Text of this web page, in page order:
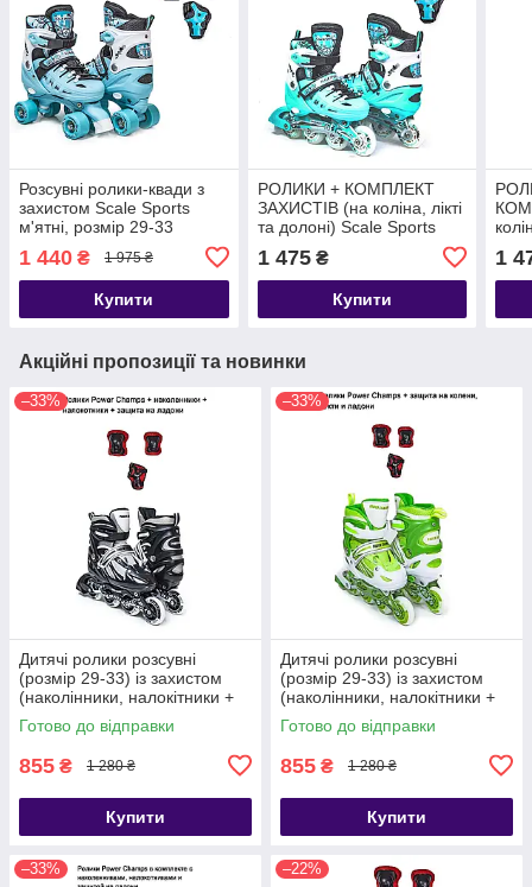
Розсувні ролики-квади з
захистом Scale Sports
м'ятні, розмір 29-33
1 440 ₴ 1 975 ₴
Купити
РОЛИКИ + КОМПЛЕКТ
ЗАХИСТІВ (на коліна, лікті
та долоні) Scale Sports
1 475₴
Купити
29-
1
Акційні пропозиції та новинки
–33%
Дитячі ролики розсувні
(розмір 29-33) із захистом
(наколінники, налокітники +
захист на долоні)
Готово до відправки
855 ₴ 1 280 ₴
Купити
–33%
Дитячі ролики розсувні
(розмір 29-33) із захистом
(наколінники, налокітники +
захист на долоні)
Готово до відправки
855 ₴ 1 280 ₴
Купити
–33% –22%